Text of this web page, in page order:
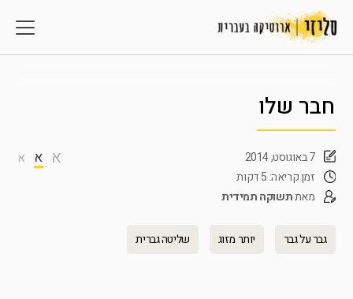
חבר שלו
א א א
7 באוגוסט, 2014
זמן קריאה: 5 דקות
מאתתשוקה תמידית
גבר על גבר יותר מזוג שליטה גברית